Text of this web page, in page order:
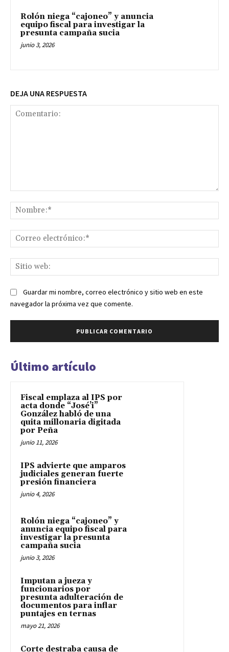
Rolón niega “cajoneo” y anuncia
equipo fiscal para investigar la
presunta campaña sucia
junio 3, 2026
DEJA UNA RESPUESTA
Guardar mi nombre, correo electrónico y sitio web en este
navegador la próxima vez que comente.
Último artículo
Fiscal emplaza al IPS por
acta donde “José’i”
González habló de una
quita millonaria digitada
por Peña
junio 11, 2026
IPS advierte que amparos
judiciales generan fuerte
presión financiera
junio 4, 2026
Rolón niega “cajoneo” y
anuncia equipo fiscal para
investigar la presunta
campaña sucia
junio 3, 2026
Imputan a jueza y
funcionarios por
presunta adulteración de
documentos para inflar
puntajes en ternas
mayo 21, 2026
Corte destraba causa de